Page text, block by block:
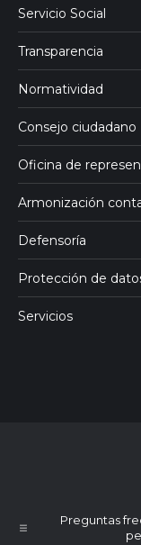
Servicio Social
Transparencia
Normatividad
Consejo ciudadano
Oficina de
Armonización
Defensoría
Protección de
Servicios
Preguntas